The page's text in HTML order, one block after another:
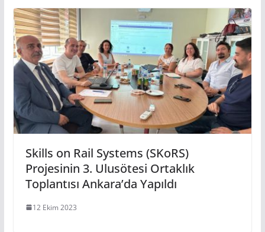
Skills on Rail Systems (SKoRS)
Projesinin 3. Ulusötesi Ortaklık
Toplantısı Ankara’da Yapıldı
12 Ekim 2023